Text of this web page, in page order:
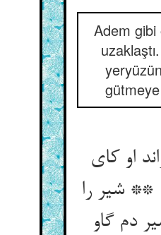
Adem
او کای
** شیر را